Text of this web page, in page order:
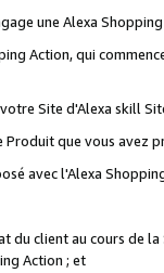
une Alexa
Action, qui
Site d'Alexa skill
que vous avez
avec l'Alexa
client au cours de
Action ; et